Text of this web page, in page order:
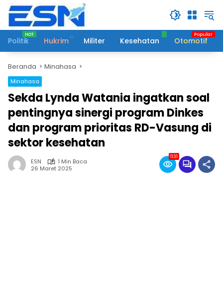
Langsung
konten
Politik
Hukrim Militer Kesehatan Otomotif
Beranda Minahasa
Minahasa
Sekda Lynda Watania ingatkan soal
pentingnya sinergi program Dinkes
dan program prioritas RD-Vasung di
sektor kesehatan
ESN
1 Min Baca
26 Maret 2025
1131